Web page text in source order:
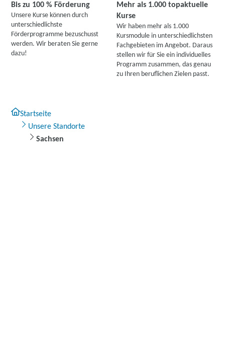
Bis zu 100 % Förderung
Unsere Kurse können durch
unterschiedlichste
Förderprogramme bezuschusst
werden. Wir beraten Sie gerne
dazu!
Mehr als 1.000 topaktuelle
Kurse
Wir haben mehr als 1.000
Kursmodule in unterschiedlichsten
Fachgebieten im Angebot. Daraus
stellen wir für Sie ein individuelles
Programm zusammen, das genau
zu Ihren beruflichen Zielen passt.
Startseite
Unsere Standorte
Sachsen